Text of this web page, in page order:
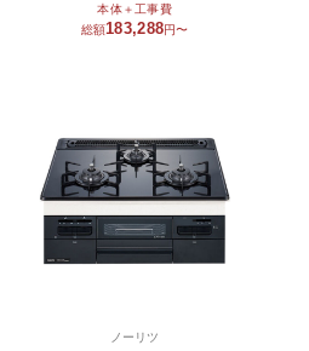
本体＋工事費
総額183,288円〜
ノーリツ